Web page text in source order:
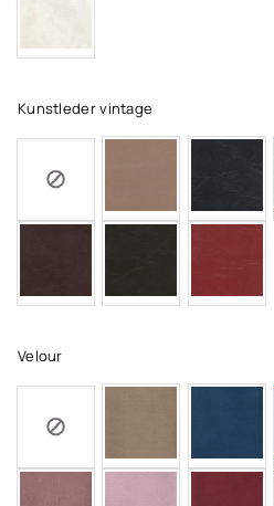
Kunstleder vintage
Velour